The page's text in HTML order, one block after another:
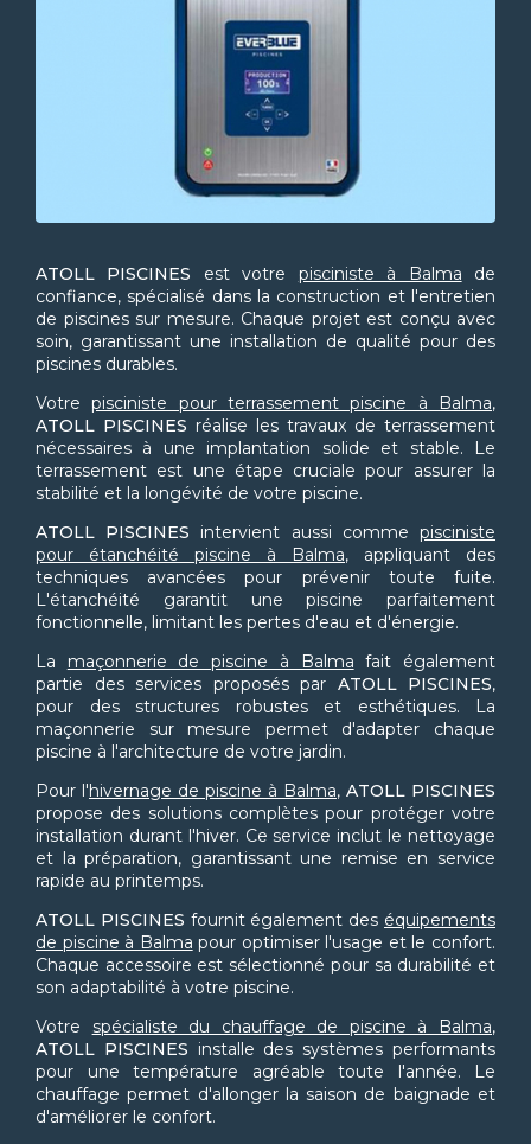
ATOLL PISCINES est votre pisciniste à Balma de
confiance, spécialisé dans la construction et l'entretien
de piscines sur mesure. Chaque projet est conçu avec
soin, garantissant une installation de qualité pour des
piscines durables.
Votrepisciniste pour terrassement piscine à Balma,
ATOLL PISCINES réalise les travaux de terrassement
nécessaires à une implantation solide et stable. Le
terrassement est une étape cruciale pour assurer la
stabilité et la longévité de votre piscine.
ATOLL PISCINES intervient aussi commepisciniste
pour étanchéité piscine à Balma, appliquant des
techniques avancées pour prévenir toute fuite.
L'étanchéité garantit une piscine parfaitement
fonctionnelle, limitant les pertes d'eau et d'énergie.
La maçonnerie de piscine à Balma fait également
partie des services proposés par ATOLL PISCINES,
pour des structures robustes et esthétiques. La
maçonnerie sur mesure permet d'adapter chaque
piscine à l'architecture de votre jardin.
Pour l'hivernage de piscine à Balma, ATOLL PISCINES
propose des solutions complètes pour protéger votre
installation durant l'hiver. Ce service inclut le nettoyage
et la préparation, garantissant une remise en service
rapide au printemps.
ATOLL PISCINES fournit également des équipements
de piscine à Balma pour optimiser l'usage et le confort.
Chaque accessoire est sélectionné pour sa durabilité et
son adaptabilité à votre piscine.
Votre spécialiste du chauffage de piscine à Balma,
ATOLL PISCINES installe des systèmes performants
pour une température agréable toute l'année. Le
chauffage permet d'allonger la saison de baignade et
d'améliorer le confort.